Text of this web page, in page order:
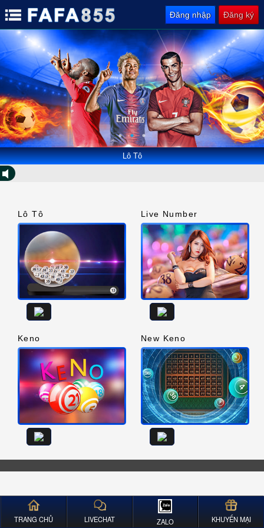
Đăng nhập Đăng ký
Lô Tô
Lô Tô Live Number
Keno New Keno
TRANG CHỦ LIVECHAT ZALO KHUYẾN MẠI